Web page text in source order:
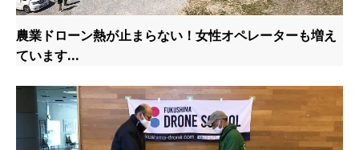
農業ドローン熱が止まらない！女性オペレーターも増え
ています...